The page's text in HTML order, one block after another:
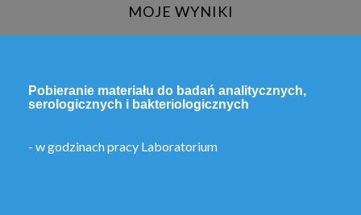
MOJE WYNIKI
Pobieranie materiału do badań analitycznych,
serologicznych i bakteriologicznych
- w godzinach pracy Laboratorium